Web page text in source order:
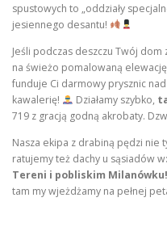
spustowych to „oddziały
jesiennego desantu!
Jeśli podczas deszczu Twój dom
na świeżo pomalowaną
funduje Ci darmowy prysznic
kawalerię!
Działamy szybko,
719 z gracją godną akrobaty.
Nasza ekipa z drabiną pędzi nie
ratujemy też dachy u sąsiadów w:
Tereni i pobliskim Milanówku!
tam my wjeżdżamy na pełnej